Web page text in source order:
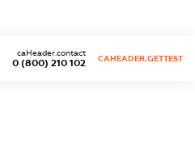
0 (800) 210 102
caHeader.contact
CAHEADER.GETTEST